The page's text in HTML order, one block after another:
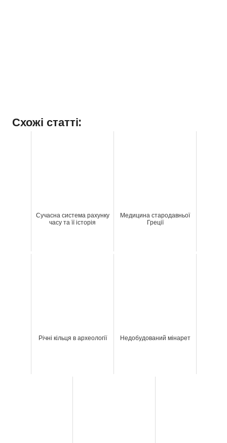
Схожі статті:
Сучасна система рахунку
часу та її історія
Медицина стародавньої
Греції
Річні кільця в археології Недобудований мінарет